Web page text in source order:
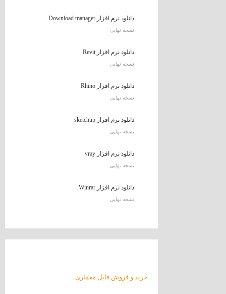
دانلود نرم افزار Download manager
نسخه نهایی
دانلود نرم افزار Revit
نسخه نهایی
دانلود نرم افزار Rhino
نسخه نهایی
دانلود نرم افزار sketchup
نسخه نهایی
دانلود نرم افزار vray
نسخه نهایی
دانلود نرم افزار Winrar
نسخه نهایی
خرید و فروش فایل معماری